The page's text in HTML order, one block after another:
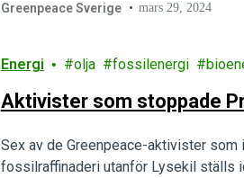
Greenpeace Sverige mars 29, 2024
Energi olja fossilenergi
Aktivister som stoppade
Sex av de Greenpeace-aktivister
fossilraffinaderi utanför Lysekil ställs